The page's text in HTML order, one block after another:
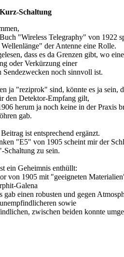
Schaltung
"Wireless Telegraphy" von 1922
der Antenne eine Rolle.
dass es da Grenzen gibt, wo
oder Verkürzung einer
Sendezwecken noch sinnvoll ist.
ja "reziprok" sind, könnte es ja sein,
den Detektor-Empfang gilt,
herum ja noch keine in der Praxis
gab.
ist entsprechend ergänzt.
"E5" von 1905 scheint mir der
Schaltung zu sein.
ein Geheimnis enthüllt:
von 1905 mit "geeigneten
Galena
gab einen robusten und gegen
sowie
zwischen beiden konnte